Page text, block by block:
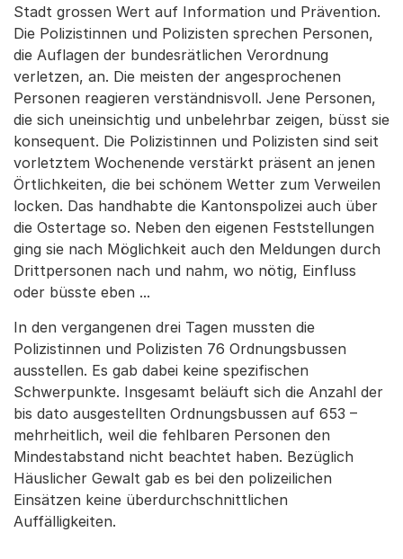
Stadt grossen Wert auf Information und Prävention.
Die Polizistinnen und Polizisten sprechen Personen,
die Auflagen der bundesrätlichen Verordnung
verletzen, an. Die meisten der angesprochenen
Personen reagieren verständnisvoll. Jene Personen,
die sich uneinsichtig und unbelehrbar zeigen, büsst sie
konsequent. Die Polizistinnen und Polizisten sind seit
vorletztem Wochenende verstärkt präsent an jenen
Örtlichkeiten, die bei schönem Wetter zum Verweilen
locken. Das handhabte die Kantonspolizei auch über
die Ostertage so. Neben den eigenen Feststellungen
ging sie nach Möglichkeit auch den Meldungen durch
Drittpersonen nach und nahm, wo nötig, Einfluss
oder büsste eben ...
In den vergangenen drei Tagen mussten die
Polizistinnen und Polizisten 76 Ordnungsbussen
ausstellen. Es gab dabei keine spezifischen
Schwerpunkte. Insgesamt beläuft sich die Anzahl der
bis dato ausgestellten Ordnungsbussen auf 653 –
mehrheitlich, weil die fehlbaren Personen den
Mindestabstand nicht beachtet haben. Bezüglich
Häuslicher Gewalt gab es bei den polizeilichen
Einsätzen keine überdurchschnittlichen
Auffälligkeiten.